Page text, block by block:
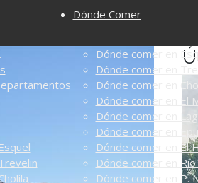
Dónde Comer
Dónde comer en
Dónde comer en
Dónde comer en
Dónde comer en El
Dónde comer en
Dónde comer en
Dónde comer en El
Dónde comer en Río
Dónde comer en P.